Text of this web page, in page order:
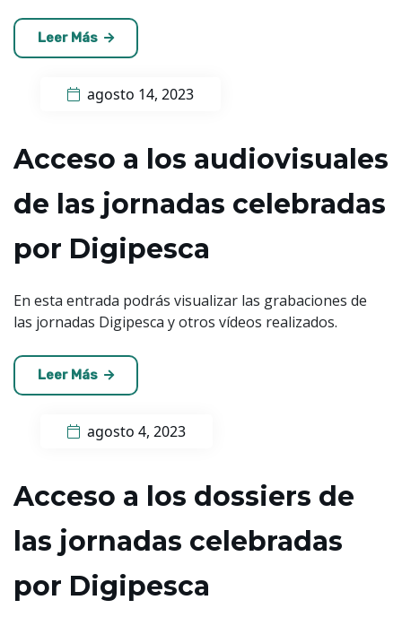
Leer Más
agosto 14, 2023
Acceso a los audiovisuales
de las jornadas celebradas
por Digipesca
En esta entrada podrás visualizar las grabaciones de
las jornadas Digipesca y otros vídeos realizados.
Leer Más
agosto 4, 2023
Acceso a los dossiers de
las jornadas celebradas
por Digipesca